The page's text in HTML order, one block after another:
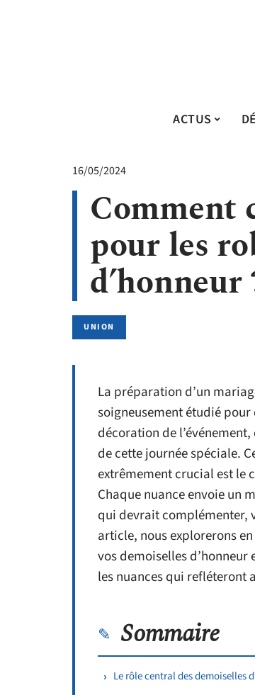
ACTUS
16/05/2024
Comment
pour les
d’honneur
UNION
La préparation d’un
soigneusement étudié
décoration de
de cette journée spéciale.
extrêmement crucial est le
Chaque nuance envoie un
qui devrait complémenter,
article, nous explorerons
vos demoiselles
les nuances qui refléteront
Sommaire
Le rôle central des demoiselles